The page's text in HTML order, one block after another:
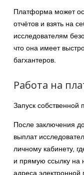
Платформа может
отчётов и взять на
исследователям
что она имеет
багхантеров.
Работа на
Запуск собственной
После заключения
выплат
личному кабинету,
и прямую ссылку на
адреса